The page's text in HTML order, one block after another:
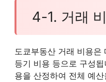
4-1. 거래
도쿄부동산 거래 비용
등기 비용 등으로 구성
용을 산정하여 전체 예